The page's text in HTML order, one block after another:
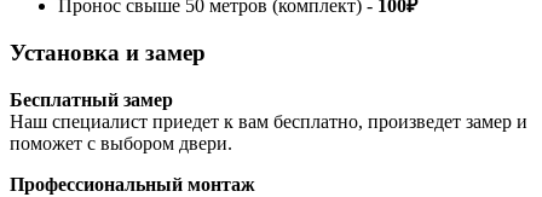
Пронос свыше 50 метров (комплект) - 100₽
Установка и замер
Бесплатный замер
Наш специалист приедет к вам бесплатно, произведет замер и
поможет с выбором двери.
Профессиональный монтаж